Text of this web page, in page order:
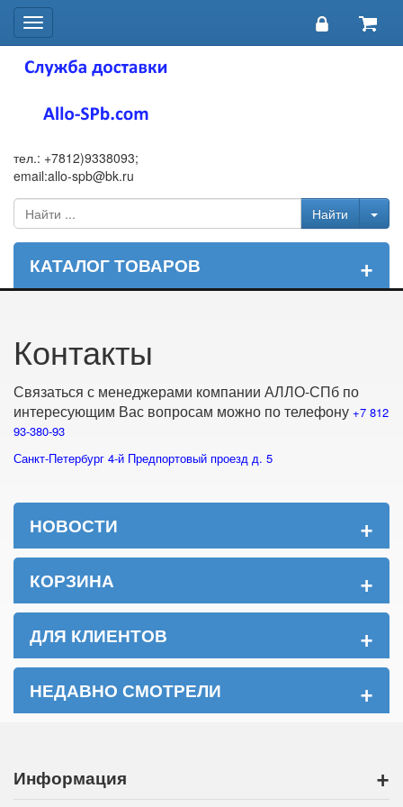
Toggle
navigation
тел.: +7812)9338093;
email:allo-spb@bk.ru
КАТАЛОГ ТОВАРОВ +
Контакты
Связаться с менеджерами компании АЛЛО-СПб по
интересующим Вас вопросам можно по телефону +7 812
93-380-93
Санкт-Петербург 4-й Предпортовый проезд д. 5
НОВОСТИ +
КОРЗИНА +
ДЛЯ КЛИЕНТОВ +
НЕДАВНО СМОТРЕЛИ +
Информация
+